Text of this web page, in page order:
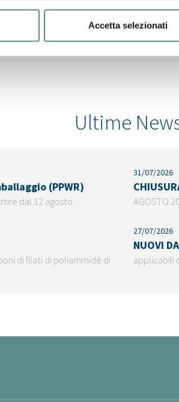
Accetta selezionati
Ultime
(PPWR)
dal 12 agosto
31/07/2026
AGOSTO
di filati di poliammide di
27/07/2026
NUOVI
applicabili